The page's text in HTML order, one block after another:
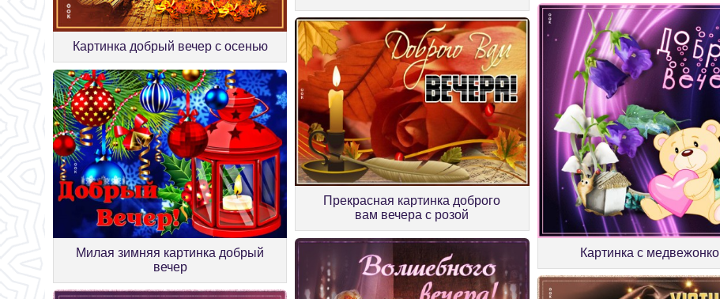
Картинка добрый вечер с осенью
Милая зимняя картинка добрый
вечер
Прекрасная картинка доброго
вам вечера с розой
Картинка с